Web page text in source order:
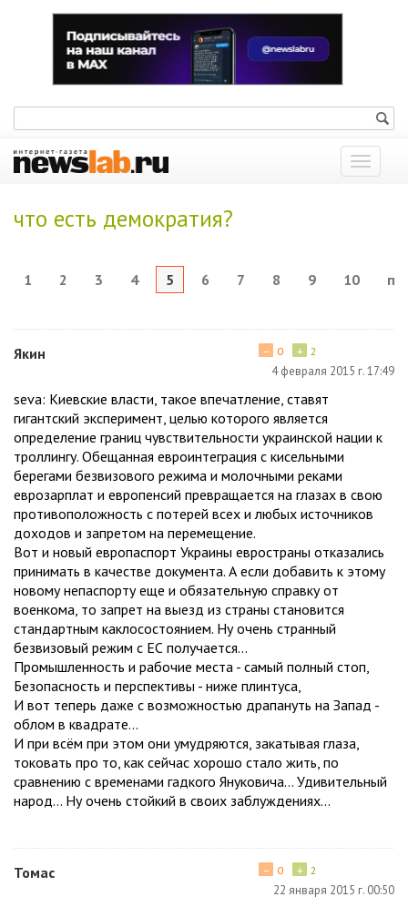
Показать
меню
что есть демократия?
1 2 3 4 5 6 7 8 9 10
Якин + 2
− 0
4 февраля 2015 г. 17:49
seva: Киевские власти, такое впечатление, ставят
гигантский эксперимент, целью которого является
определение границ чувствительности украинской нации к
троллингу. Обещанная евроинтеграция с кисельными
берегами безвизового режима и молочными реками
еврозарплат и европенсий превращается на глазах в свою
противоположность с потерей всех и любых источников
доходов и запретом на перемещение.
Вот и новый европаспорт Украины евространы отказались
принимать в качестве документа. А если добавить к этому
новому непаспорту еще и обязательную справку от
военкома, то запрет на выезд из страны становится
стандартным каклосостоянием. Ну очень странный
безвизовый режим с ЕС получается...
Промышленность и рабочие места - самый полный стоп,
Безопасность и перспективы - ниже плинтуса,
И вот теперь даже с возможностью драпануть на Запад -
облом в квадрате...
И при всём при этом они умудряются, закатывая глаза,
токовать про то, как сейчас хорошо стало жить, по
сравнению с временами гадкого Януковича... Удивительный
народ... Ну очень стойкий в своих заблуждениях...
Томас + 2
− 0
22 января 2015 г. 00:50